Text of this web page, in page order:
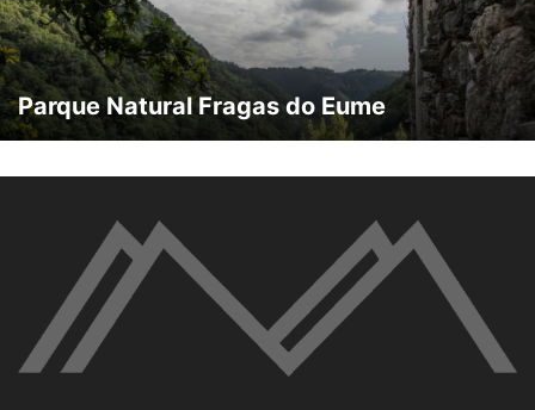
Parque Natural Fragas do Eume